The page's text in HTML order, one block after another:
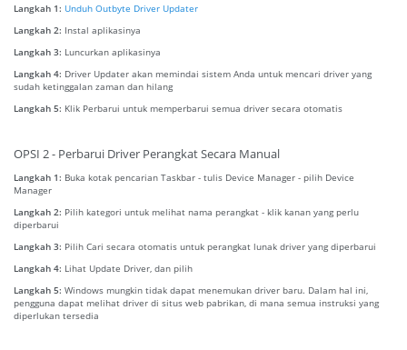
Langkah 1: Unduh Outbyte Driver Updater
Langkah 2: Instal aplikasinya
Langkah 3: Luncurkan aplikasinya
Langkah 4: Driver Updater akan memindai sistem Anda untuk mencari driver yang
sudah ketinggalan zaman dan hilang
Langkah 5: Klik Perbarui untuk memperbarui semua driver secara otomatis
OPSI 2 - Perbarui Driver Perangkat Secara Manual
Langkah 1: Buka kotak pencarian Taskbar - tulis Device Manager - pilih Device
Manager
Langkah 2: Pilih kategori untuk melihat nama perangkat - klik kanan yang perlu
diperbarui
Langkah 3: Pilih Cari secara otomatis untuk perangkat lunak driver yang diperbarui
Langkah 4: Lihat Update Driver, dan pilih
Langkah 5: Windows mungkin tidak dapat menemukan driver baru. Dalam hal ini,
pengguna dapat melihat driver di situs web pabrikan, di mana semua instruksi yang
diperlukan tersedia